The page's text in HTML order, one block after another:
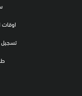
اوقات
تسجيل